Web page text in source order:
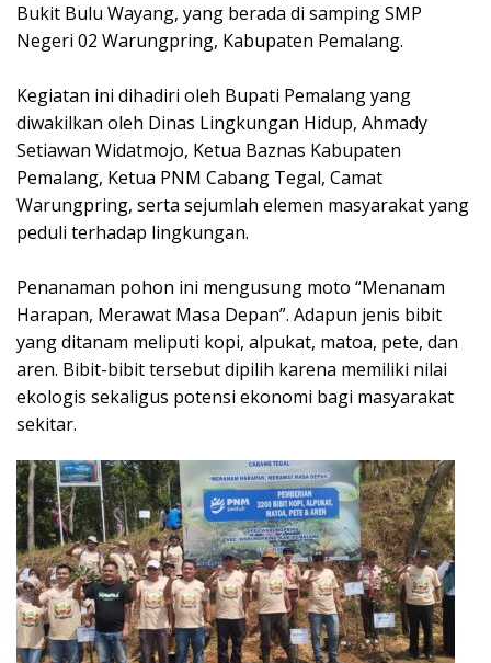
Bukit Bulu Wayang, yang berada di samping SMP
Negeri 02 Warungpring, Kabupaten Pemalang.
Kegiatan ini dihadiri oleh Bupati Pemalang yang
diwakilkan oleh Dinas Lingkungan Hidup, Ahmady
Setiawan Widatmojo, Ketua Baznas Kabupaten
Pemalang, Ketua PNM Cabang Tegal, Camat
Warungpring, serta sejumlah elemen masyarakat yang
peduli terhadap lingkungan.
Penanaman pohon ini mengusung moto “Menanam
Harapan, Merawat Masa Depan”. Adapun jenis bibit
yang ditanam meliputi kopi, alpukat, matoa, pete, dan
aren. Bibit-bibit tersebut dipilih karena memiliki nilai
ekologis sekaligus potensi ekonomi bagi masyarakat
sekitar.